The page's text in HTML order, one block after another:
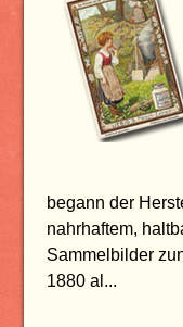
begann der
nahrhaftem,
Sammelbilder
1880 al...